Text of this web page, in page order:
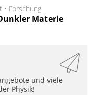
• Forschung
Materie
und viele
Physik!